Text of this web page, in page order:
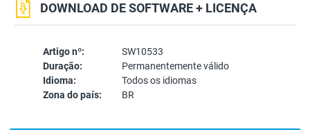
Artigo nº:
SW10533
Duração:
Permanentemente válido
Idioma:
Todos os idiomas
Zona do país:
BR
DOWNLOAD DE SOFTWARE + LICENÇA